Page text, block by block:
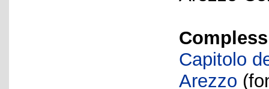
Capitolo
Arezzo